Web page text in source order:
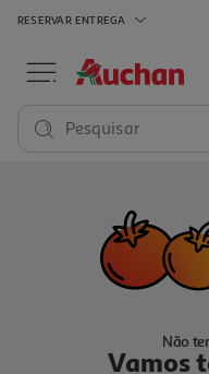
RESERVAR ENTREGA
Pesquisar
Não
Vamos